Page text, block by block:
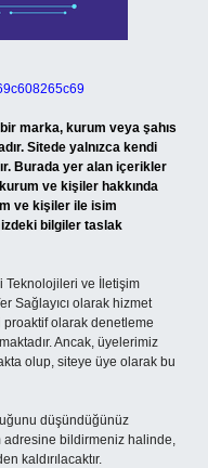
marka, kurum veya şahıs
Sitede yalnızca kendi
Burada yer alan içerikler
ve kişiler hakkında
ve kişiler ile isim
bilgiler taslak
Teknolojileri ve İletişim
Sağlayıcı olarak hizmet
olarak denetleme
Ancak, üyelerimiz
olup, siteye üye olarak bu
düşündüğünüz
adresine bildirmeniz halinde,
kaldırılacaktır.